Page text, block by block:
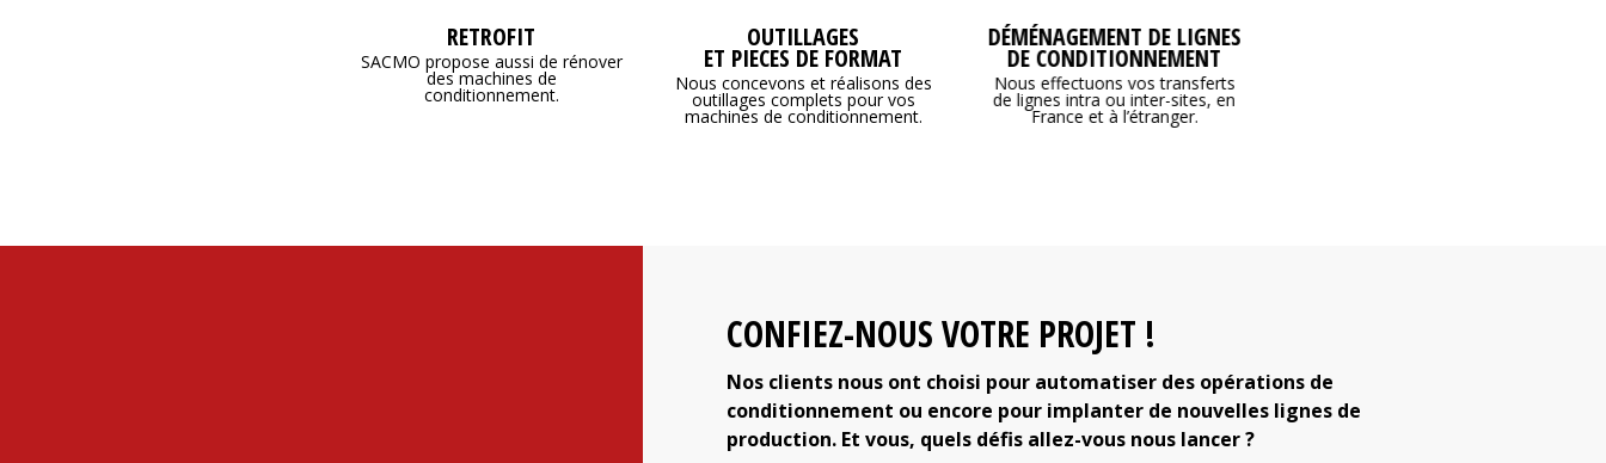
RETROFIT
SACMO propose aussi de rénover
des machines de
conditionnement.
OUTILLAGES
ET PIECES DE FORMAT
Nous concevons et réalisons des
outillages complets pour vos
machines de conditionnement.
DÉMÉNAGEMENT DE LIGNES
DE CONDITIONNEMENT
Nous effectuons vos transferts
de lignes intra ou inter-sites, en
France et à l’étranger.
CONFIEZ-NOUS VOTRE PROJET !
Nos clients nous ont choisi pour automatiser des opérations de
conditionnement ou encore pour implanter de nouvelles lignes de
production. Et vous, quels défis allez-vous nous lancer ?